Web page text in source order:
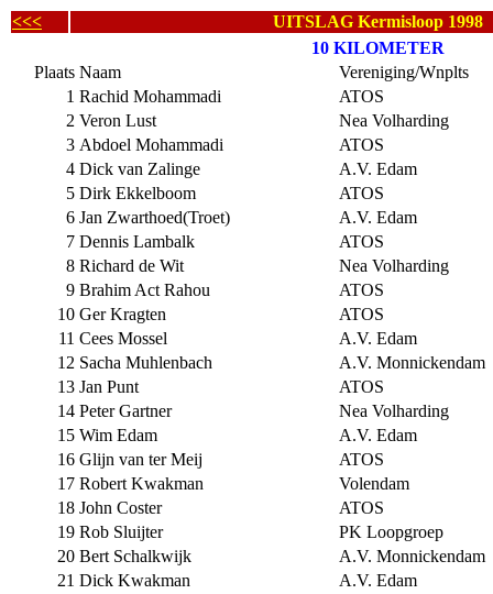
<<<
UITSLAG Kermisloop 1998
10 KILOMETER
Plaats Naam
Vereniging/Wnplts
1 Rachid Mohammadi
ATOS
2 Veron Lust
Nea Volharding
3 Abdoel Mohammadi
ATOS
4 Dick van Zalinge
A.V. Edam
5 Dirk Ekkelboom
ATOS
6 Jan Zwarthoed(Troet)
A.V. Edam
7 Dennis Lambalk
ATOS
8 Richard de Wit
Nea Volharding
9 Brahim Act Rahou
ATOS
10 Ger Kragten
ATOS
11 Cees Mossel
A.V. Edam
12 Sacha Muhlenbach
A.V. Monnickendam
13 Jan Punt
ATOS
14 Peter Gartner
Nea Volharding
15 Wim Edam
A.V. Edam
16 Glijn van ter Meij
ATOS
17 Robert Kwakman
Volendam
18 John Coster
ATOS
19 Rob Sluijter
PK Loopgroep
20 Bert Schalkwijk
A.V. Monnickendam
21 Dick Kwakman
A.V. Edam